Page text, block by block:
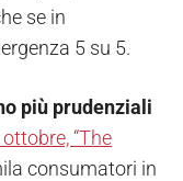
se in
5 su 5.
più prudenziali
“The
consumatori in